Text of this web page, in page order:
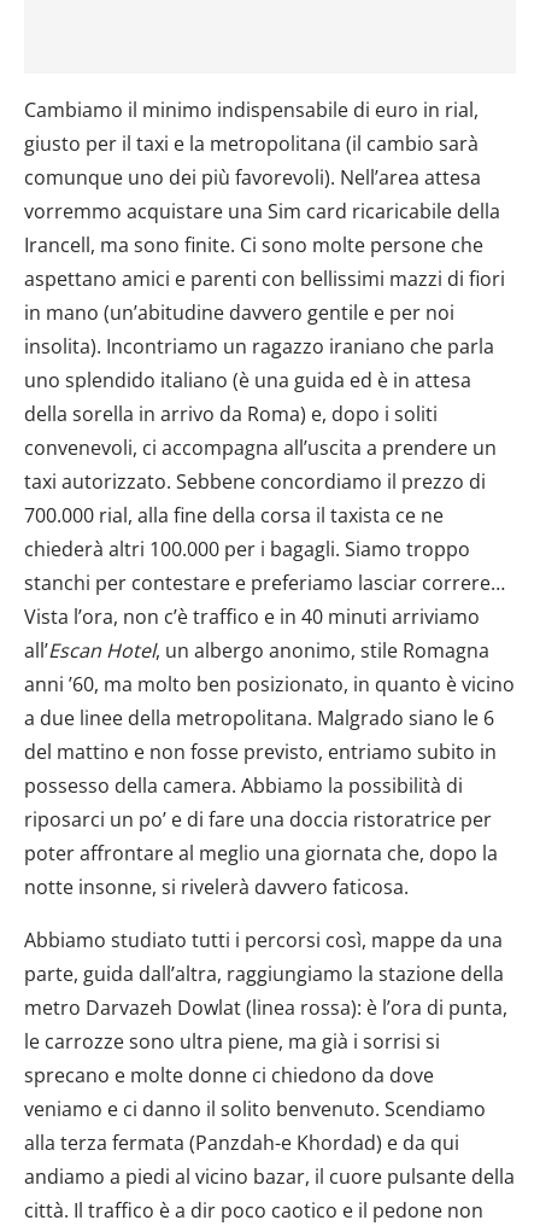
Cambiamo il minimo indispensabile di euro in rial,
giusto per il taxi e la metropolitana (il cambio sarà
comunque uno dei più favorevoli). Nell’area attesa
vorremmo acquistare una Sim card ricaricabile della
Irancell, ma sono finite. Ci sono molte persone che
aspettano amici e parenti con bellissimi mazzi di fiori
in mano (un’abitudine davvero gentile e per noi
insolita). Incontriamo un ragazzo iraniano che parla
uno splendido italiano (è una guida ed è in attesa
della sorella in arrivo da Roma) e, dopo i soliti
convenevoli, ci accompagna all’uscita a prendere un
taxi autorizzato. Sebbene concordiamo il prezzo di
700.000 rial, alla fine della corsa il taxista ce ne
chiederà altri 100.000 per i bagagli. Siamo troppo
stanchi per contestare e preferiamo lasciar correre…
Vista l’ora, non c’è traffico e in 40 minuti arriviamo
all’Escan Hotel, un albergo anonimo, stile Romagna
anni ’60, ma molto ben posizionato, in quanto è vicino
a due linee della metropolitana. Malgrado siano le 6
del mattino e non fosse previsto, entriamo subito in
possesso della camera. Abbiamo la possibilità di
riposarci un po’ e di fare una doccia ristoratrice per
poter affrontare al meglio una giornata che, dopo la
notte insonne, si rivelerà davvero faticosa.
Abbiamo studiato tutti i percorsi così, mappe da una
parte, guida dall’altra, raggiungiamo la stazione della
metro Darvazeh Dowlat (linea rossa): è l’ora di punta,
le carrozze sono ultra piene, ma già i sorrisi si
sprecano e molte donne ci chiedono da dove
veniamo e ci danno il solito benvenuto. Scendiamo
alla terza fermata (Panzdah-e Khordad) e da qui
andiamo a piedi al vicino bazar, il cuore pulsante della
città. Il traffico è a dir poco caotico e il pedone non